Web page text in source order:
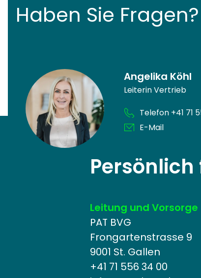
Haben Sie
Angelika Köhl
Leiterin Vertrieb
Telefon +41 71
E-Mail
Persönlich
Leitung und Vorsorge
PAT BVG
Frongartenstrasse 9
9001 St. Gallen
+41 71 556 34 00